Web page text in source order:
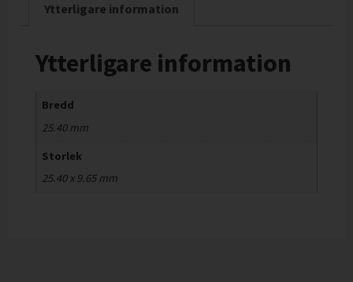
Ytterligare information
Ytterligare information
Bredd
25.40 mm
Storlek
25.40 x 9.65 mm